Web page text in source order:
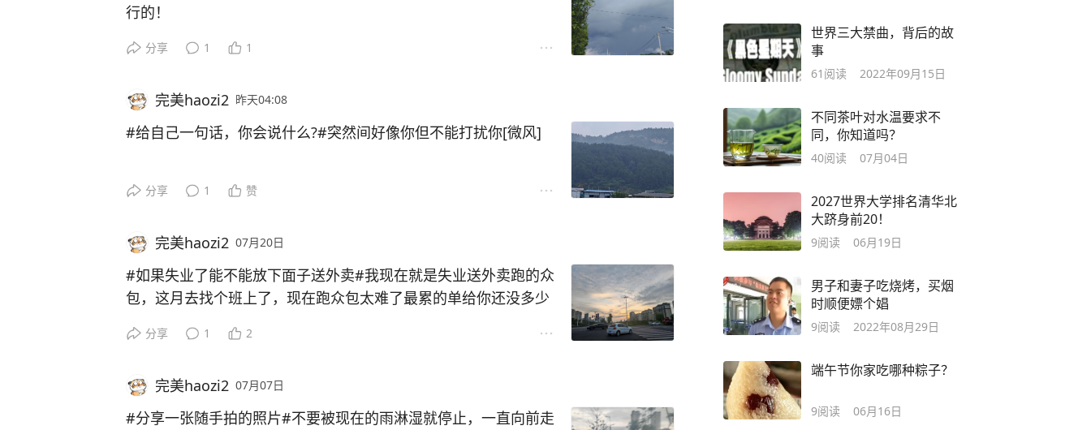
行的！
分享 1 1
完美haozi2 昨天04:08
#给自己一句话，你会说什么?#突然间好像你但不能打扰你[微风]
分享 1 赞
完美haozi2 07月20日
#如果失业了能不能放下面子送外卖#我现在就是失业送外卖跑的众
包，这月去找个班上了，现在跑众包太难了最累的单给你还没多少
分享 1 2
完美haozi2 07月07日
#分享一张随手拍的照片#不要被现在的雨淋湿就停止，一直向前走
世界三大禁曲，背后的故
事
61 阅读 2022年09月15日
不同茶叶对水温要求不
同，你知道吗？
40阅读 07月04日
2027世界大学排名清华北
大跻身前20！
9阅读 06月19日
男子和妻子吃烧烤，买烟
时顺便嫖个娼
9阅读 2022年08月29日
端午节你家吃哪种粽子？
9阅读 06月16日